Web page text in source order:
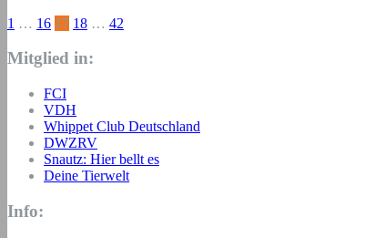
Seitennummerierung
der
Beiträge
1 … 16 17 18 … 42
Mitglied in:
FCI
VDH
Whippet Club Deutschland
DWZRV
Snautz: Hier bellt es
Deine Tierwelt
Info: